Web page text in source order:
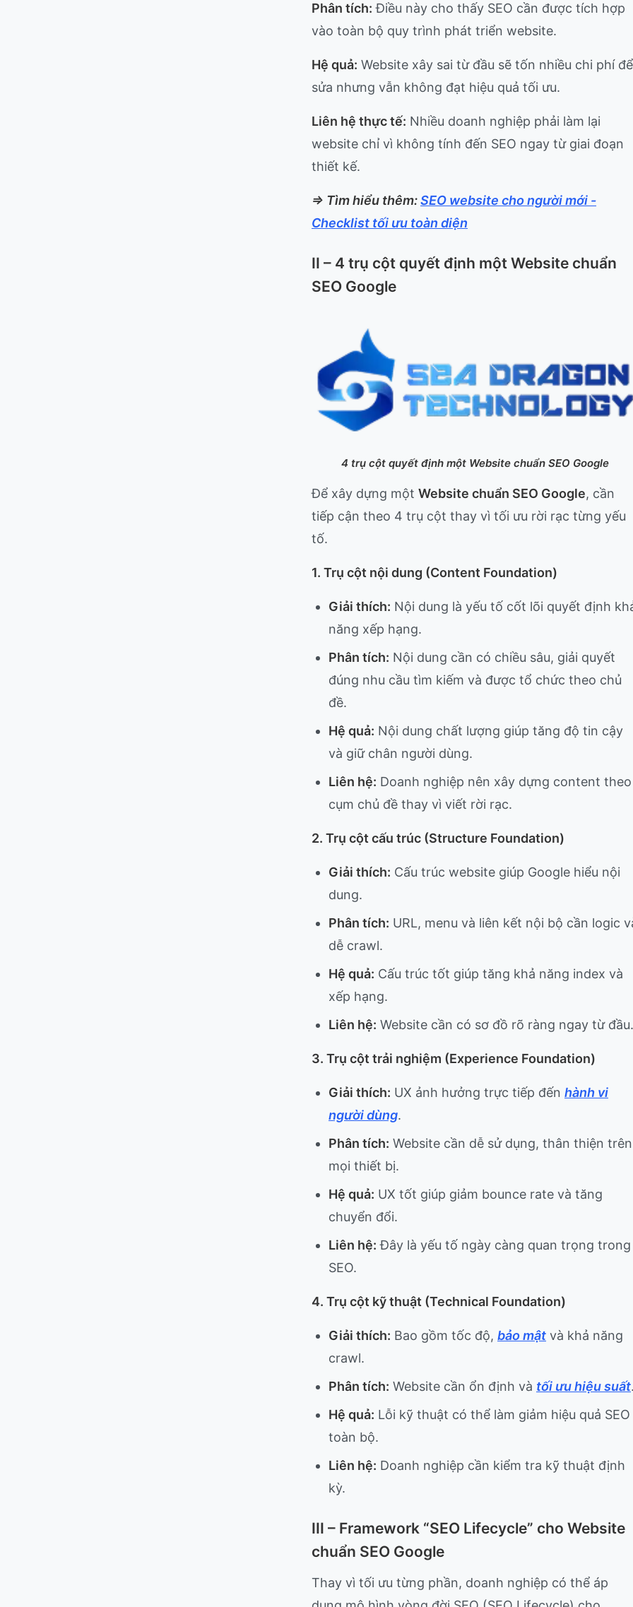
Phân tích: Điều này cho thấy SEO cần được tích hợp
vào toàn bộ quy trình phát triển website.
Hệ quả: Website xây sai từ đầu sẽ tốn nhiều chi phí để
sửa nhưng vẫn không đạt hiệu quả tối ưu.
Liên hệ thực tế: Nhiều doanh nghiệp phải làm lại
website chỉ vì không tính đến SEO ngay từ giai đoạn
thiết kế.
=> Tìm hiểu thêm:SEO website cho người mới -
Checklist tối ưu toàn diện
II – 4 trụ cột quyết định một Website chuẩn
SEO Google
4 trụ cột quyết định một Website chuẩn SEO Google
Để xây dựng một Website chuẩn SEO Google, cần
tiếp cận theo 4 trụ cột thay vì tối ưu rời rạc từng yếu
tố.
1. Trụ cột nội dung (Content Foundation)
Giải thích: Nội dung là yếu tố cốt lõi quyết định
năng xếp hạng.
Phân tích: Nội dung cần có chiều sâu, giải quyết
đúng nhu cầu tìm kiếm và được tổ chức theo chủ
đề.
Hệ quả: Nội dung chất lượng giúp tăng độ tin cậy
và giữ chân người dùng.
Liên hệ: Doanh nghiệp nên xây dựng content theo
cụm chủ đề thay vì viết rời rạc.
2. Trụ cột cấu trúc (Structure Foundation)
Giải thích: Cấu trúc website giúp Google hiểu nội
dung.
Phân tích: URL, menu và liên kết nội bộ cần logic
dễ crawl.
Hệ quả: Cấu trúc tốt giúp tăng khả năng index và
xếp hạng.
Liên hệ: Website cần có sơ đồ rõ ràng ngay từ đầu.
3. Trụ cột trải nghiệm (Experience Foundation)
Giải thích: UX ảnh hưởng trực tiếp đến hành vi
người dùng.
Phân tích: Website cần dễ sử dụng, thân thiện trên
mọi thiết bị.
Hệ quả: UX tốt giúp giảm bounce rate và tăng
chuyển đổi.
Liên hệ: Đây là yếu tố ngày càng quan trọng trong
SEO.
4. Trụ cột kỹ thuật (Technical Foundation)
Giải thích: Bao gồm tốc độ, bảo mật và khả năng
crawl.
Phân tích: Website cần ổn định và tối ưu hiệu suất
Hệ quả: Lỗi kỹ thuật có thể làm giảm hiệu quả SEO
toàn bộ.
Liên hệ: Doanh nghiệp cần kiểm tra kỹ thuật định
kỳ.
III – Framework “SEO Lifecycle” cho Website
chuẩn SEO Google
Thay vì tối ưu từng phần, doanh nghiệp có thể áp